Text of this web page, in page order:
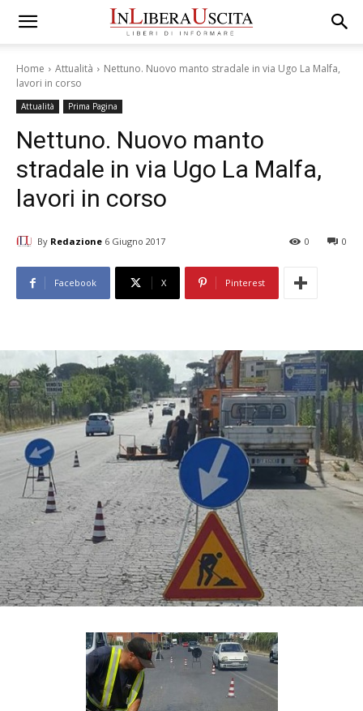
Home Attualità
Nettuno. Nuovo manto stradale in via Ugo La Malfa,
lavori in corso
Attualità Prima Pagina
Nettuno. Nuovo manto
stradale in via Ugo La Malfa,
lavori in corso
By Redazione 6 Giugno 2017 0
0
Facebook X Pinterest